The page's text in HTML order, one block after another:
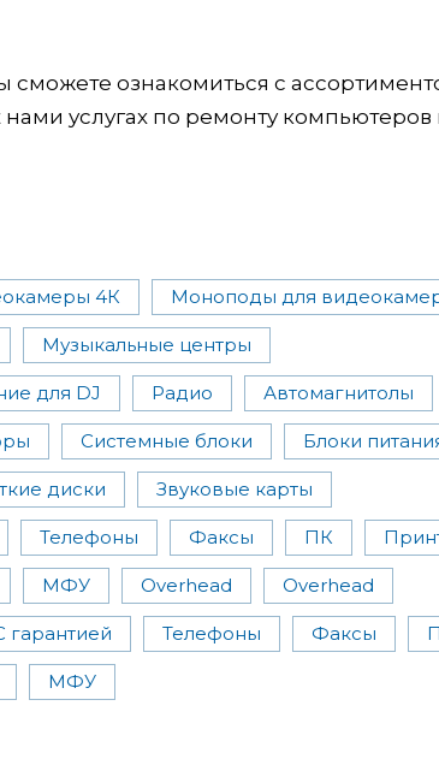
сможете ознакомиться с
услугах по ремонту компьютеров
4К Моноподы для
Музыкальные центры
для DJ Радио Автомагнитолы
Системные блоки Блоки
диски Звуковые карты
Телефоны Факсы ПК
МФУ Overhead Overhead
гарантией Телефоны Факсы
МФУ